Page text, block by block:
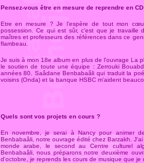
Pensez-vous être en mesure de reprendre en
Etre en mesure ? Je l'espère de tout mon
possession. Ce qui est sûr, c'est que je travaille
maîtres et professeurs des références dans ce
flambeau.
Je suis à mon 18e album en plus de l'ouvrage La
le soutien de toute une équipe : Zerrouki
années 80. Saâdane Benbabaâli qui traduit la
voisins (Onda) et la banque HSBC m'aident
Quels sont vos projets en cours ?
En novembre, je serai à Nancy pour animer
Benbabaâli, notre ouvrage édité chez Barzakh.
monde arabe, le second au Centre culturel
Benbabaâli, nous préparons notre deuxième
d'octobre, je reprends les cours de musique que